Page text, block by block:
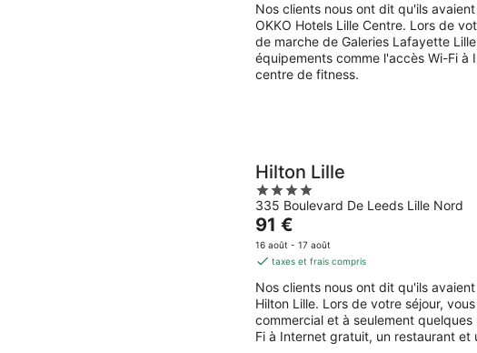
99 €
par
nuit
Nos clients nous ont dit qu'ils
OKKO Hotels Lille Centre. Lors de
de marche de Galeries Lafayette
équipements comme l'accès Wi-Fi
centre de fitness.
Hilton Lille
4
out
of
5
335 Boulevard De Leeds Lille Nord
Le
prix
est
91 €
par
nuit
91 €
16 août - 17 août
taxes et frais compris
Nos clients nous ont dit qu'ils
Hilton Lille. Lors de votre séjour,
commercial et à seulement
Fi à Internet gratuit, un restaurant